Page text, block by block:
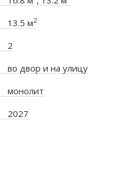
13.5 м2
2
во двор и на улицу
монолит
2027